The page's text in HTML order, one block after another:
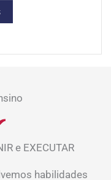
e EXECUTAR
habilidades